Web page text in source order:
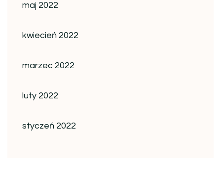
maj 2022
kwiecień 2022
marzec 2022
luty 2022
styczeń 2022